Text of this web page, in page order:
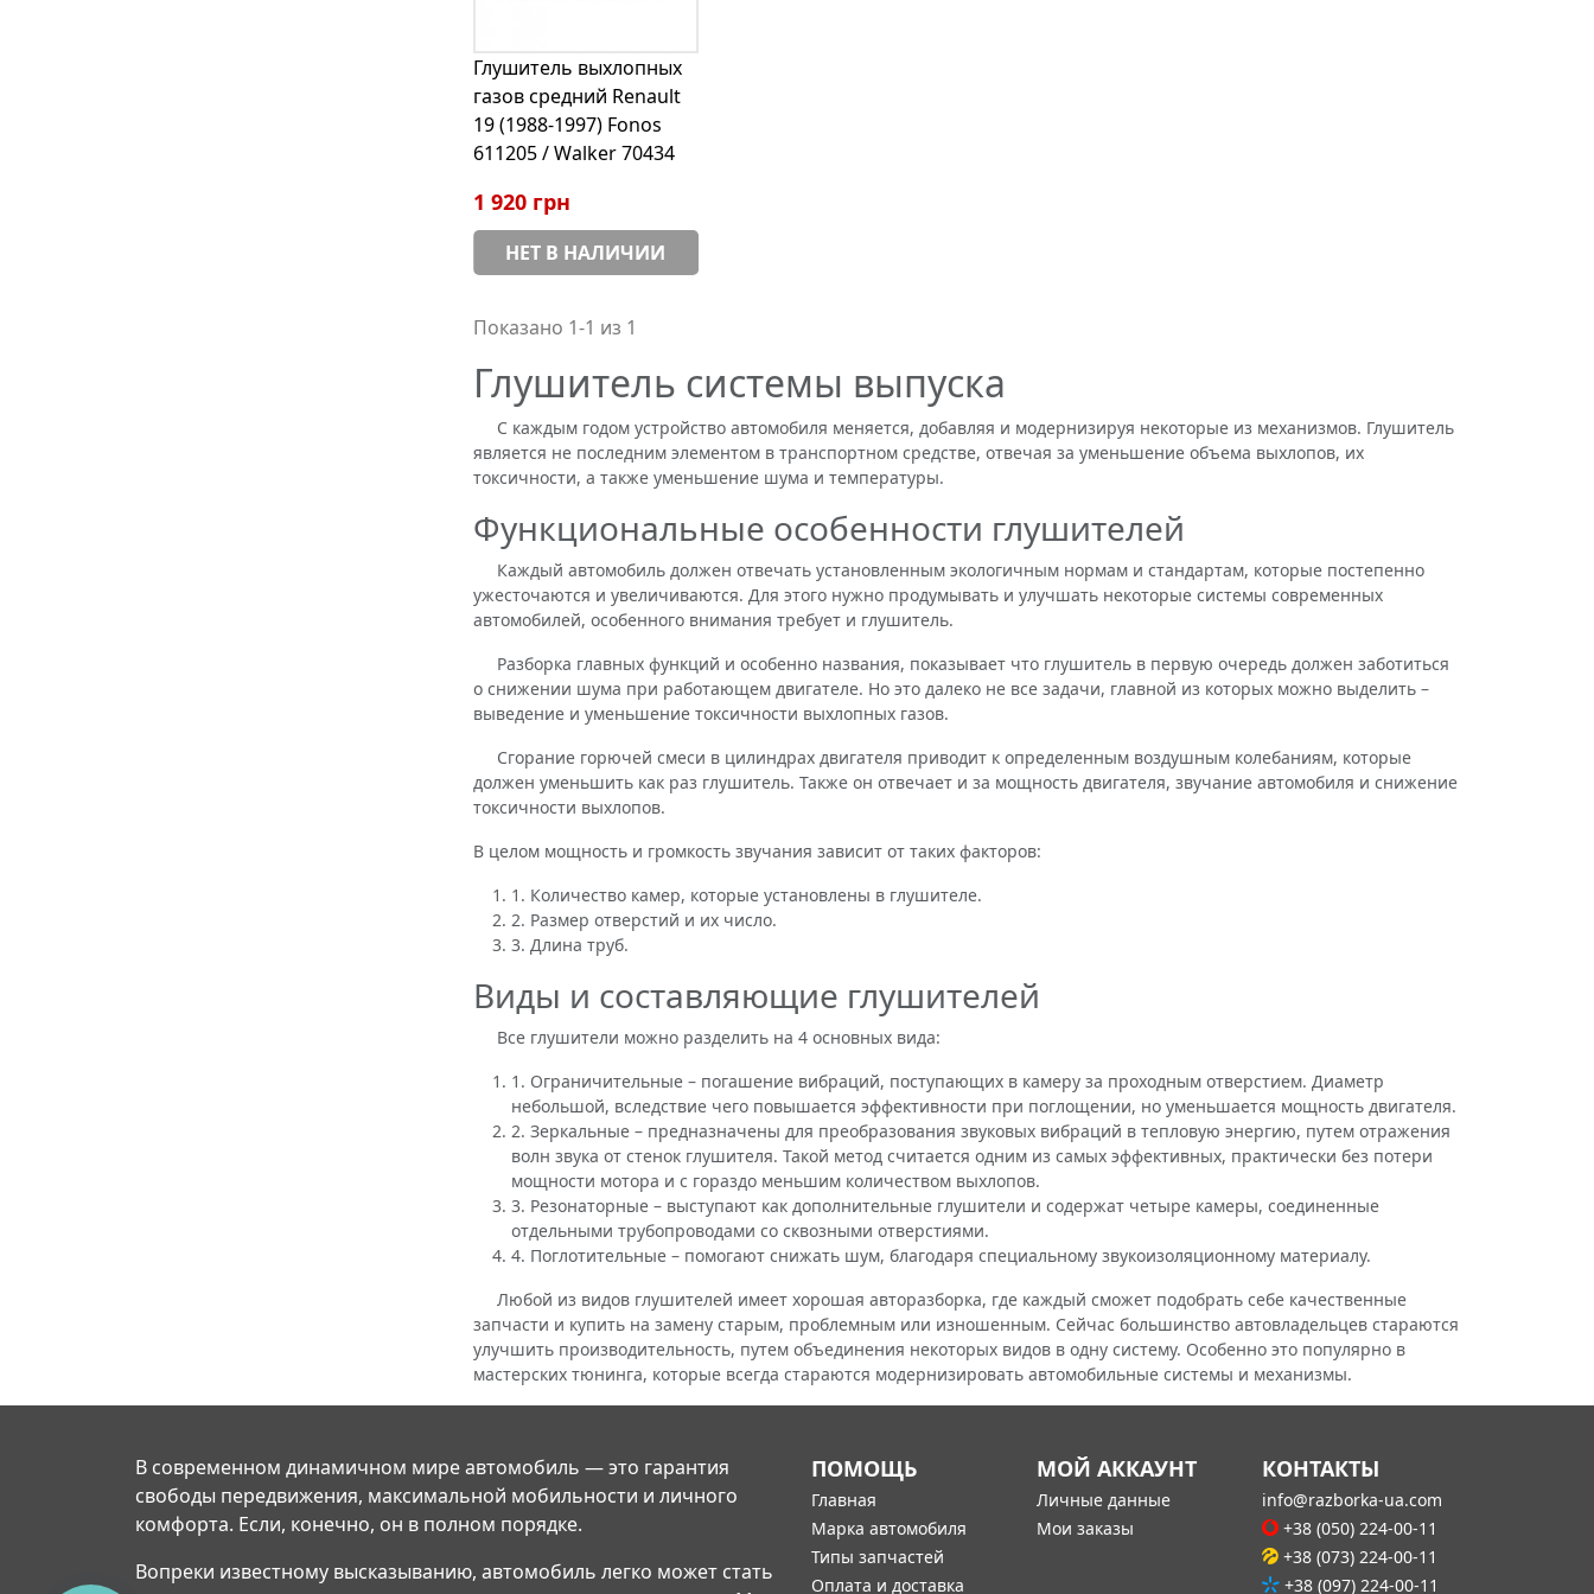
Глушитель выхлопных
газов средний Renault
19 (1988-1997) Fonos
611205 / Walker 70434
1 920 грн
НЕТ В НАЛИЧИИ
Показано 1-1 из 1
Глушитель системы выпуска
С каждым годом устройство автомобиля меняется, добавляя и модернизируя некоторые из механизмов. Глушитель
является не последним элементом в транспортном средстве, отвечая за уменьшение объема выхлопов, их
токсичности, а также уменьшение шума и температуры.
Функциональные особенности глушителей
Каждый автомобиль должен отвечать установленным экологичным нормам и стандартам, которые постепенно
ужесточаются и увеличиваются. Для этого нужно продумывать и улучшать некоторые системы современных
автомобилей, особенного внимания требует и глушитель.
Разборка главных функций и особенно названия, показывает что глушитель в первую очередь должен заботиться
о снижении шума при работающем двигателе. Но это далеко не все задачи, главной из которых можно выделить –
выведение и уменьшение токсичности выхлопных газов.
Сгорание горючей смеси в цилиндрах двигателя приводит к определенным воздушным колебаниям, которые
должен уменьшить как раз глушитель. Также он отвечает и за мощность двигателя, звучание автомобиля и снижение
токсичности выхлопов.
В целом мощность и громкость звучания зависит от таких факторов:
1. Количество камер, которые установлены в глушителе.
2. Размер отверстий и их число.
3. Длина труб.
Виды и составляющие глушителей
Все глушители можно разделить на 4 основных вида:
1. Ограничительные – погашение вибраций, поступающих в камеру за проходным отверстием. Диаметр
небольшой, вследствие чего повышается эффективности при поглощении, но уменьшается мощность двигателя.
2. Зеркальные – предназначены для преобразования звуковых вибраций в тепловую энергию, путем отражения
волн звука от стенок глушителя. Такой метод считается одним из самых эффективных, практически без потери
мощности мотора и с гораздо меньшим количеством выхлопов.
3. Резонаторные – выступают как дополнительные глушители и содержат четыре камеры, соединенные
отдельными трубопроводами со сквозными отверстиями.
4. Поглотительные – помогают снижать шум, благодаря специальному звукоизоляционному материалу.
Любой из видов глушителей имеет хорошая авторазборка, где каждый сможет подобрать себе качественные
запчасти и купить на замену старым, проблемным или изношенным. Сейчас большинство автовладельцев стараются
улучшить производительность, путем объединения некоторых видов в одну систему. Особенно это популярно в
мастерских тюнинга, которые всегда стараются модернизировать автомобильные системы и механизмы.
В современном динамичном мире автомобиль — это гарантия
свободы передвижения, максимальной мобильности и личного
комфорта. Если, конечно, он в полном порядке.
Вопреки известному высказыванию, автомобиль легко может стать
ПОМОЩЬ
Главная
Марка автомобиля
Типы запчастей
Оплата и доставка
МОЙ АККАУНТ
Личные данные
Мои заказы
КОНТАКТЫ
info@razborka-ua.com
+38 (050) 224-00-11
+38 (073) 224-00-11
+38 (097) 224-00-11